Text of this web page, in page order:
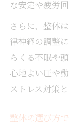
な安定や疲労
さらに、整体
律神経の調整
らくる不眠や
心地よい圧や
ストレス対策
整体の選び方